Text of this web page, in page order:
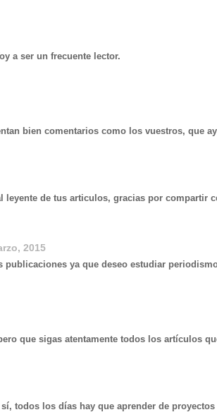
a ser un frecuente lector.
bien comentarios como los vuestros, que
leyente de tus articulos, gracias por compartir
2015
publicaciones ya que deseo estudiar
que sigas atentamente todos los artículos
todos los días hay que aprender de